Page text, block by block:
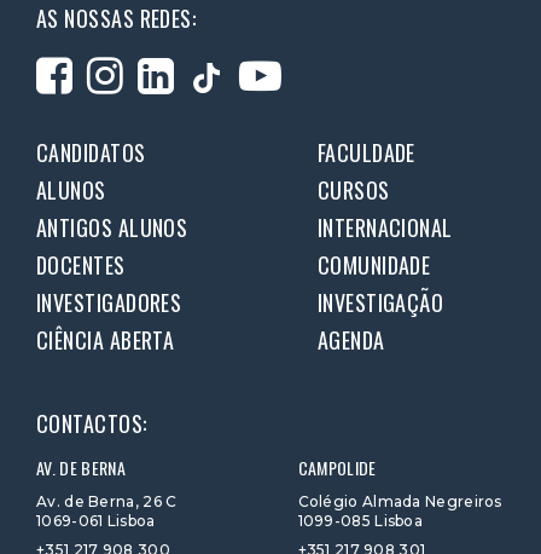
AS NOSSAS REDES:
CANDIDATOS
FACULDADE
ALUNOS
CURSOS
ANTIGOS ALUNOS
INTERNACIONAL
DOCENTES
COMUNIDADE
INVESTIGADORES
INVESTIGAÇÃO
CIÊNCIA ABERTA
AGENDA
CONTACTOS:
AV. DE BERNA
Av. de Berna, 26 C
1069-061 Lisboa
+351 217 908 300
CAMPOLIDE
Colégio Almada Negreiros
1099-085 Lisboa
+351 217 908 301